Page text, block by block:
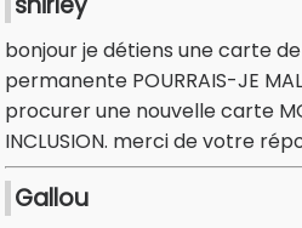
bonjour je détiens une carte
permanente POURRAIS-JE
procurer une nouvelle carte
INCLUSION. merci de votre
Gallou